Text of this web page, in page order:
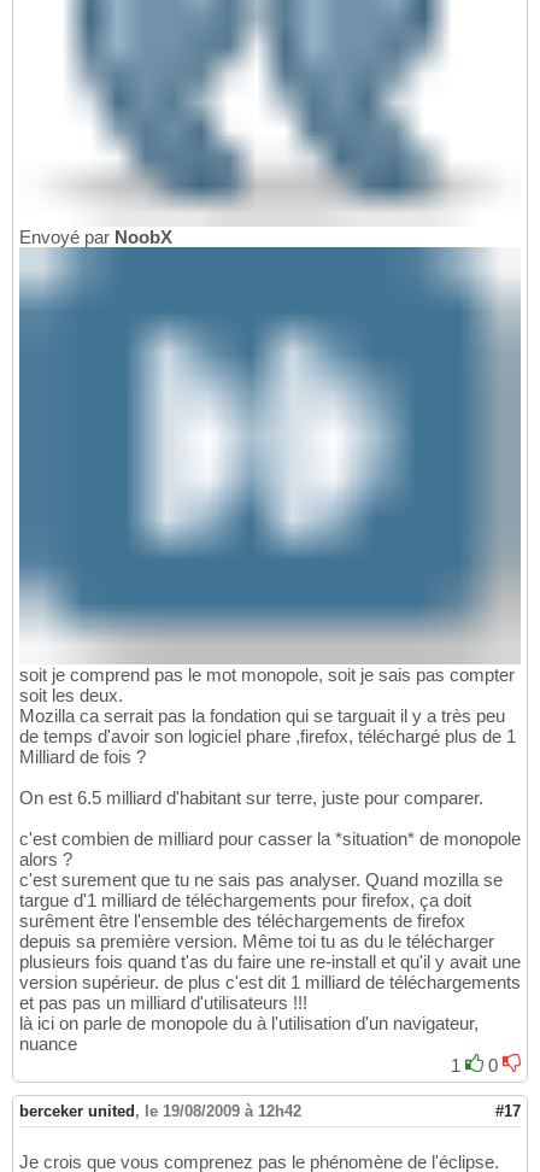
Envoyé par NoobX
soit je comprend pas le mot monopole, soit je sais pas compter
soit les deux.
Mozilla ca serrait pas la fondation qui se targuait il y a très peu
de temps d'avoir son logiciel phare ,firefox, téléchargé plus de 1
Milliard de fois ?
On est 6.5 milliard d'habitant sur terre, juste pour comparer.
c'est combien de milliard pour casser la *situation* de monopole
alors ?
c'est surement que tu ne sais pas analyser. Quand mozilla se
targue d'1 milliard de téléchargements pour firefox, ça doit
surêment être l'ensemble des téléchargements de firefox
depuis sa première version. Même toi tu as du le télécharger
plusieurs fois quand t'as du faire une re-install et qu'il y avait une
version supérieur. de plus c'est dit 1 milliard de téléchargements
et pas pas un milliard d'utilisateurs !!!
là ici on parle de monopole du à l'utilisation d'un navigateur,
nuance
1
0
berceker united , le 19/08/2009 à 12h42 #17
Je crois que vous comprenez pas le phénomène de l'éclipse.